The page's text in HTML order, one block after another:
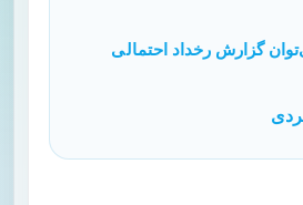
گزارش رخداد احتمالی